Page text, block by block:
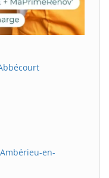
en-